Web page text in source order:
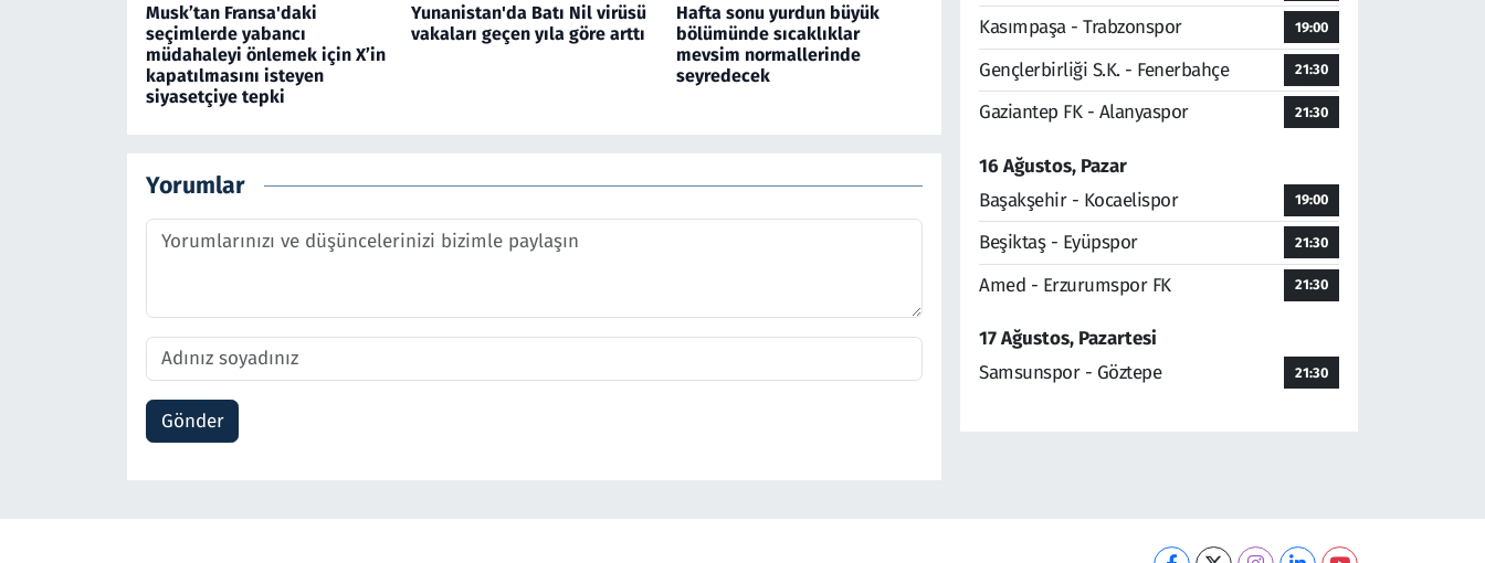
Musk’tan Fransa'daki
seçimlerde yabancı
müdahaleyi önlemek için X’in
kapatılmasını isteyen
siyasetçiye tepki
Yunanistan'da Batı Nil virüsü
vakaları geçen yıla göre arttı
Hafta sonu yurdun büyük
bölümünde sıcaklıklar
mevsim normallerinde
seyredecek
Yorumlar
Gönder
Kasımpaşa - Trabzonspor 19:00
Gençlerbirliği S.K. - Fenerbahçe 21:30
Gaziantep FK - Alanyaspor 21:30
16 Ağustos, Pazar
Başakşehir - Kocaelispor
19:00
Beşiktaş - Eyüpspor 21:30
Amed - Erzurumspor FK 21:30
17 Ağustos, Pazartesi
Samsunspor - Göztepe
21:30